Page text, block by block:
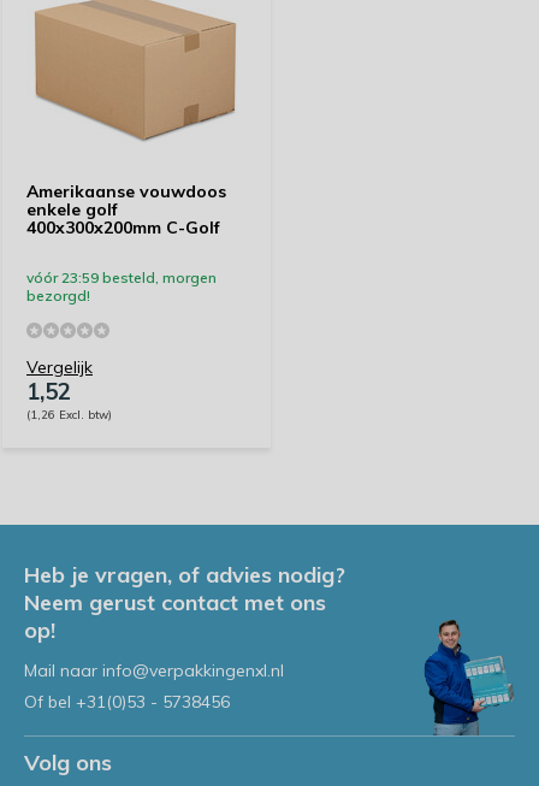
Amerikaanse vouwdoos
enkele golf
400x300x200mm C-Golf
vóór 23:59 besteld, morgen
bezorgd!
Vergelijk
1,52
(1,26 Excl. btw)
Heb je vragen, of advies nodig?
Neem gerust contact met ons
op!
Mail naar info@verpakkingenxl.nl
Of bel +31(0)53 - 5738456
Volg ons